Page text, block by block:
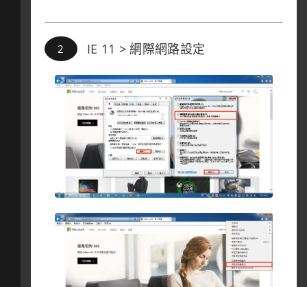
IE 11 > 網際網路設定